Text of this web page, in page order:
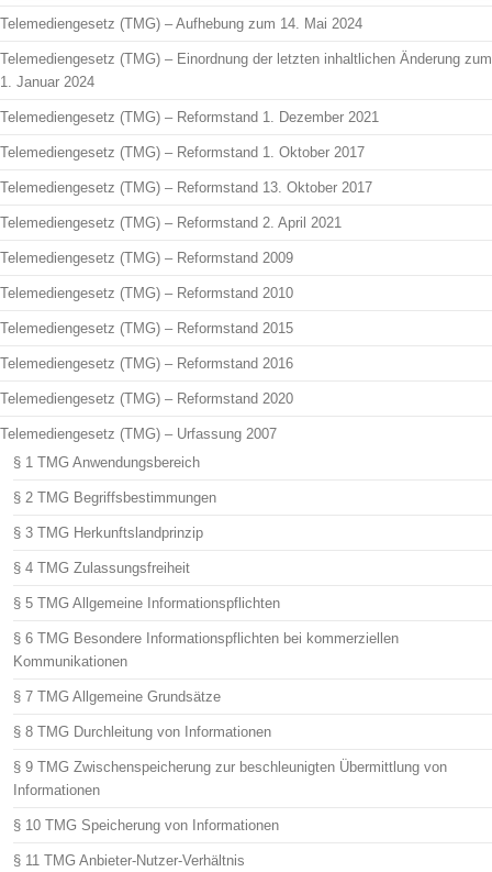
Telemediengesetz (TMG) – Aufhebung zum 14. Mai 2024
Telemediengesetz (TMG) – Einordnung der letzten inhaltlichen Änderung zum
1. Januar 2024
Telemediengesetz (TMG) – Reformstand 1. Dezember 2021
Telemediengesetz (TMG) – Reformstand 1. Oktober 2017
Telemediengesetz (TMG) – Reformstand 13. Oktober 2017
Telemediengesetz (TMG) – Reformstand 2. April 2021
Telemediengesetz (TMG) – Reformstand 2009
Telemediengesetz (TMG) – Reformstand 2010
Telemediengesetz (TMG) – Reformstand 2015
Telemediengesetz (TMG) – Reformstand 2016
Telemediengesetz (TMG) – Reformstand 2020
Telemediengesetz (TMG) – Urfassung 2007
§ 1 TMG Anwendungsbereich
§ 2 TMG Begriffsbestimmungen
§ 3 TMG Herkunftslandprinzip
§ 4 TMG Zulassungsfreiheit
§ 5 TMG Allgemeine Informationspflichten
§ 6 TMG Besondere Informationspflichten bei kommerziellen
Kommunikationen
§ 7 TMG Allgemeine Grundsätze
§ 8 TMG Durchleitung von Informationen
§ 9 TMG Zwischenspeicherung zur beschleunigten Übermittlung von
Informationen
§ 10 TMG Speicherung von Informationen
§ 11 TMG Anbieter-Nutzer-Verhältnis